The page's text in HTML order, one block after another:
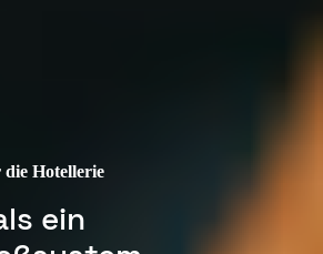
Hotellerie
ein